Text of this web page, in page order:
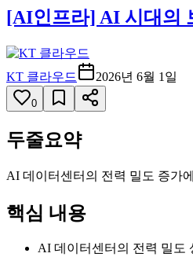
[AI인프라] AI 시대의
KT 클라우드 2026년 6월 1일
0
두줄요약
AI 데이터센터의 전력 밀도 증가
핵심 내용
AI 데이터센터의 전력 밀도